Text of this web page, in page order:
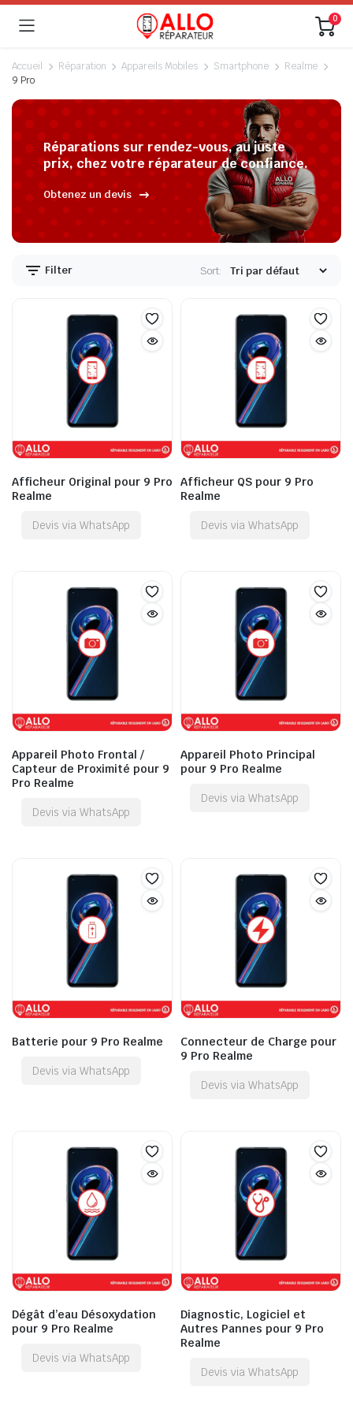
0
Accueil Réparation Appareils Mobiles Smartphone
Realme
9 Pro
Réparations sur rendez-vous, au juste
prix, chez votre réparateur de confiance.
Obtenez un devis
Filter Sort:
Afficheur Original pour 9 Pro
Realme
Devis via WhatsApp
Afficheur QS pour 9 Pro
Realme
Devis via WhatsApp
Appareil Photo Frontal /
Capteur de Proximité pour 9
Pro Realme
Devis via WhatsApp
Appareil Photo Principal
pour 9 Pro Realme
Devis via WhatsApp
Batterie pour 9 Pro Realme
Devis via WhatsApp
Connecteur de Charge pour
9 Pro Realme
Devis via WhatsApp
Dégât d’eau Désoxydation
pour 9 Pro Realme
Devis via WhatsApp
Diagnostic, Logiciel et
Autres Pannes pour 9 Pro
Realme
Devis via WhatsApp